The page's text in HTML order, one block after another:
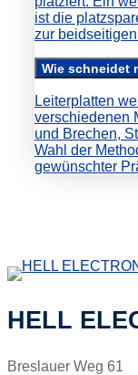
ist die
zur
Wie schneidet
Leiterplatten
verschiedenen
und Brechen,
Wahl der
gewünschter
HELL
Breslauer Weg 61